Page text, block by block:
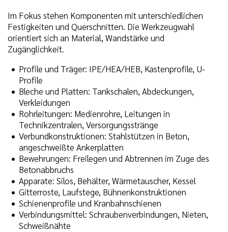
Im Fokus stehen Komponenten mit unterschiedlichen
Festigkeiten und Querschnitten. Die Werkzeugwahl
orientiert sich an Material, Wandstärke und
Zugänglichkeit.
Profile und Träger: IPE/HEA/HEB, Kastenprofile, U-
Profile
Bleche und Platten: Tankschalen, Abdeckungen,
Verkleidungen
Rohrleitungen: Medienrohre, Leitungen in
Technikzentralen, Versorgungsstränge
Verbundkonstruktionen: Stahlstützen in Beton,
angeschweißte Ankerplatten
Bewehrungen: Freilegen und Abtrennen im Zuge des
Betonabbruchs
Apparate: Silos, Behälter, Wärmetauscher, Kessel
Gitterroste, Laufstege, Bühnenkonstruktionen
Schienenprofile und Kranbahnschienen
Verbindungsmittel: Schraubenverbindungen, Nieten,
Schweißnähte